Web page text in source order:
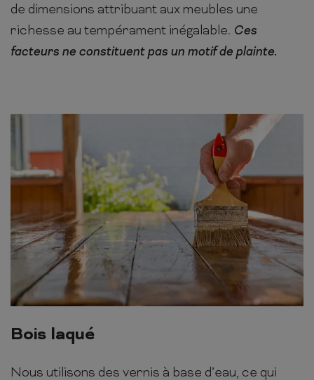
de dimensions attribuant aux meubles une
richesse au tempérament inégalable. Ces
facteurs ne constituent pas un motif de plainte.
Bois laqué
Nous utilisons des vernis à base d’eau, ce qui